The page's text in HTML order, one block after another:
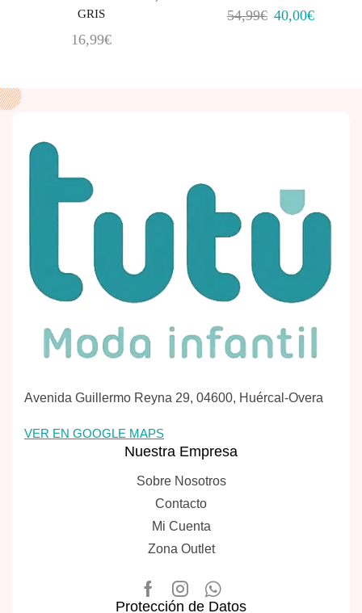
GRIS
16,99€
54,99€ 40,00€
Avenida Guillermo Reyna 29, 04600, Huércal-Overa
VER EN GOOGLE MAPS
Nuestra Empresa
Sobre Nosotros
Contacto
Mi Cuenta
Zona Outlet
Protección de Datos